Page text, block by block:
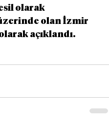
olarak
üzerinde olan İzmir
açıklandı.